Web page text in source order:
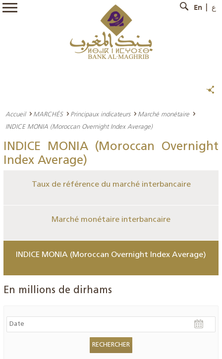
En ع
Accueil MARCHÉS Principaux indicateurs
Marché monétaire
INDICE MONIA (Moroccan Overnight Index Average)
INDICE MONIA (Moroccan Overnight
Index Average)
Taux de référence du marché interbancaire
Marché monétaire interbancaire
INDICE MONIA (Moroccan Overnight Index Average)
En millions de dirhams